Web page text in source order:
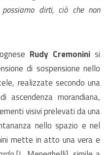
dirti, ciò che non
Rudy Cremonini si
di sospensione nello
realizzate secondo una
ascendenza morandiana,
visivi prelevati da una
nello spazio e nel
mette in atto una vera e